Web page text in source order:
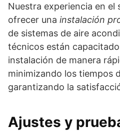
Nuestra experiencia en
ofrecer una instalación
de sistemas de aire
técnicos están
instalación de manera
minimizando los tiempos
garantizando la
Ajustes y